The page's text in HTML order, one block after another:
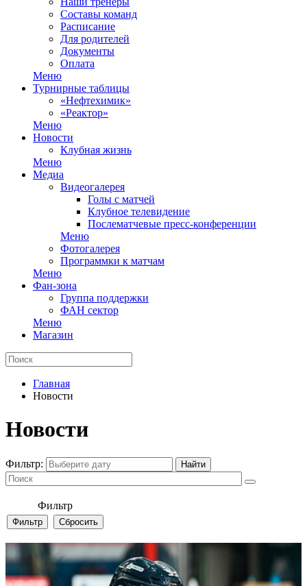
Составы команд
Расписание
Для родителей
Документы
Оплата
Меню
Турнирные таблицы
«Нефтехимик»
«Реактор»
Меню
Новости
Клубная жизнь
Меню
Медиа
Видеогалерея
Голы с матчей
Клубное телевидение
Послематчевые пресс-конференции
Меню
Фотогалерея
Программки к матчам
Меню
Фан-зона
Группа поддержки
ФАН сектор
Меню
Магазин
Главная
Новости
Новости
Фильтр:
Фильтр